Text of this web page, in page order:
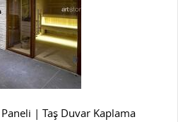
| Taş Duvar Kaplama